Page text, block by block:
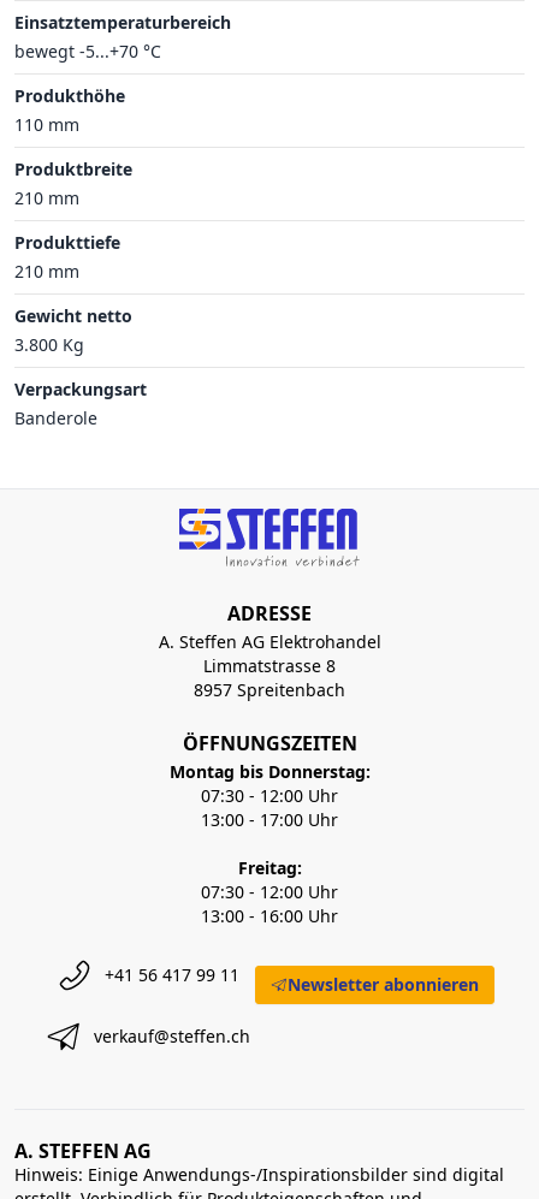
Einsatztemperaturbereich
bewegt -5...+70 °C
Produkthöhe
110 mm
Produktbreite
210 mm
Produkttiefe
210 mm
Gewicht netto
3.800 Kg
Verpackungsart
Banderole
ADRESSE
A. Steffen AG Elektrohandel
Limmatstrasse 8
8957 Spreitenbach
ÖFFNUNGSZEITEN
Montag bis Donnerstag:
07:30 - 12:00 Uhr
13:00 - 17:00 Uhr
Freitag:
07:30 - 12:00 Uhr
13:00 - 16:00 Uhr
+41 56 417 99 11
verkauf@steffen.ch
Newsletter abonnieren
A. STEFFEN AG
Hinweis: Einige Anwendungs-/Inspirationsbilder sind digital